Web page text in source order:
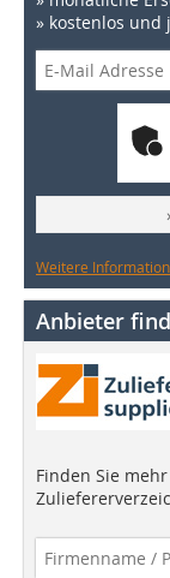
» kostenlos
Weitere
Anbieter
Finden Sie